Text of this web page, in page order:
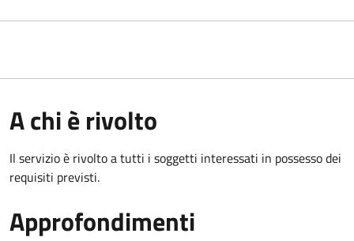
A chi è rivolto
Il servizio è rivolto a tutti i soggetti interessati in possesso dei
requisiti previsti.
Approfondimenti